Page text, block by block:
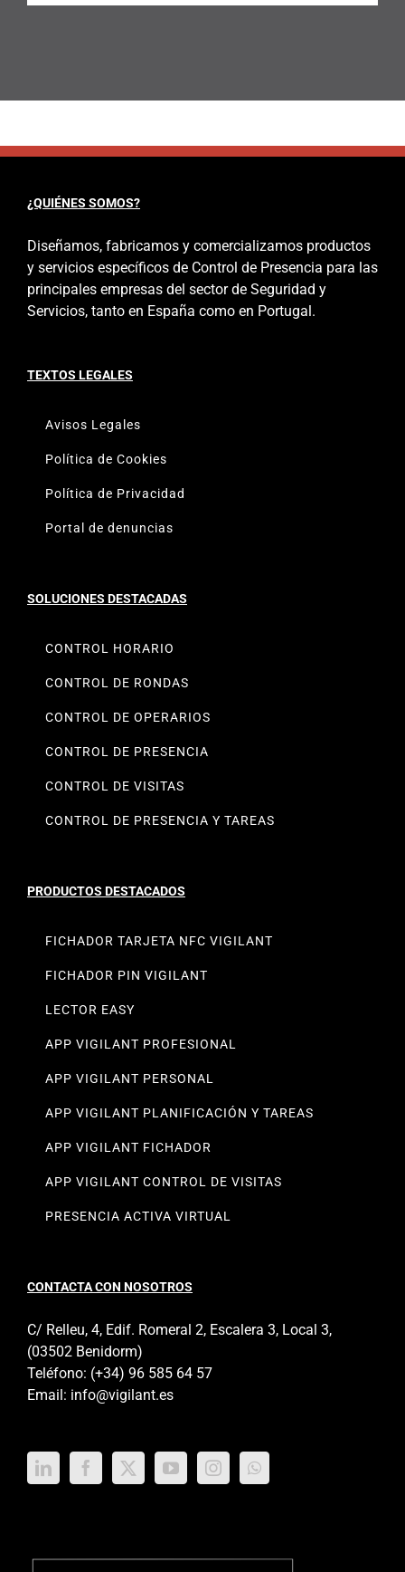
¿QUIÉNES SOMOS?
Diseñamos, fabricamos y comercializamos productos
y servicios específicos de Control de Presencia para las
principales empresas del sector de Seguridad y
Servicios, tanto en España como en Portugal.
TEXTOS LEGALES
Avisos Legales
Política de Cookies
Política de Privacidad
Portal de denuncias
SOLUCIONES DESTACADAS
CONTROL HORARIO
CONTROL DE RONDAS
CONTROL DE OPERARIOS
CONTROL DE PRESENCIA
CONTROL DE VISITAS
CONTROL DE PRESENCIA Y TAREAS
PRODUCTOS DESTACADOS
FICHADOR TARJETA NFC VIGILANT
FICHADOR PIN VIGILANT
LECTOR EASY
APP VIGILANT PROFESIONAL
APP VIGILANT PERSONAL
APP VIGILANT PLANIFICACIÓN Y TAREAS
APP VIGILANT FICHADOR
APP VIGILANT CONTROL DE VISITAS
PRESENCIA ACTIVA VIRTUAL
CONTACTA CON NOSOTROS
C/ Relleu, 4, Edif. Romeral 2, Escalera 3, Local 3,
(03502 Benidorm)
Teléfono: (+34) 96 585 64 57
Email: info@vigilant.es